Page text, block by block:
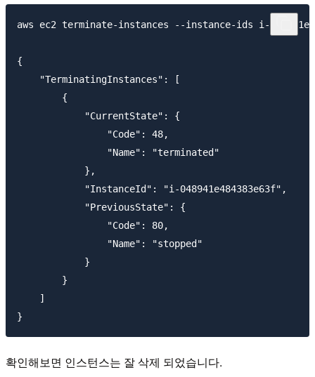
aws ec2 terminate-instances --instance-ids i-
{
    "TerminatingInstances": [
        {
            "CurrentState": {
                "Code": 48,
                "Name": "terminated"
            },
            "InstanceId": "i-048941e484383e63f",
            "PreviousState": {
                "Code": 80,
                "Name": "stopped"
            }
        }
    ]
확인해보면 인스턴스는 잘 삭제 되었습니다.